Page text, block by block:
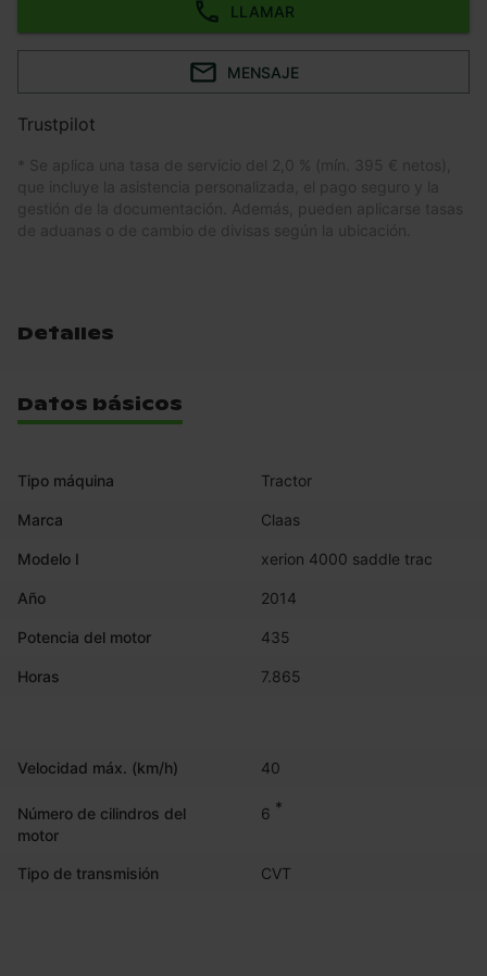
LLAMAR
MENSAJE
Trustpilot
* Se aplica una tasa de servicio del 2,0 % (mín. 395 € netos),
que incluye la asistencia personalizada, el pago seguro y la
gestión de la documentación. Además, pueden aplicarse tasas
de aduanas o de cambio de divisas según la ubicación.
Detalles
Datos básicos
Tipo máquina Tractor
Marca Claas
Modelo I xerion 4000 saddle trac
Año 2014
Potencia del motor 435
Horas 7.865
Velocidad máx. (km/h) 40
Número de cilindros del
motor
6 *
Tipo de transmisión CVT